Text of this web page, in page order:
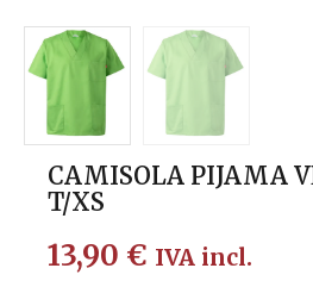
CAMISOLA PIJAMA
T/XS
13,90 € IVA incl.